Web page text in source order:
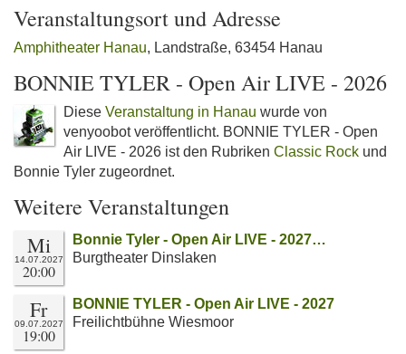
Veranstaltungsort und Adresse
Amphitheater Hanau, Landstraße, 63454 Hanau
BONNIE TYLER - Open Air LIVE - 2026
Diese Veranstaltung in Hanau wurde von
venyoobot veröffentlicht. BONNIE TYLER - Open
Air LIVE - 2026 ist den Rubriken Classic Rock und
Bonnie Tyler zugeordnet.
Weitere Veranstaltungen
Mi
14.07.2027
20:00
Bonnie Tyler - Open Air LIVE - 2027…
Burgtheater Dinslaken
Fr
09.07.2027
19:00
BONNIE TYLER - Open Air LIVE - 2027
Freilichtbühne Wiesmoor